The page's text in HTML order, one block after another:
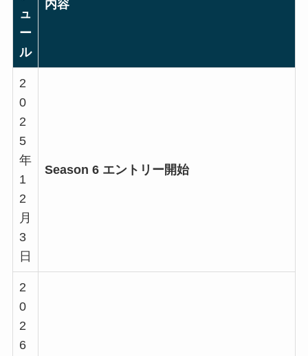
ュ
ー
ル
内容
2
0
2
5
年
1
2
月
3
日
Season 6 エントリー開始
2
0
2
6